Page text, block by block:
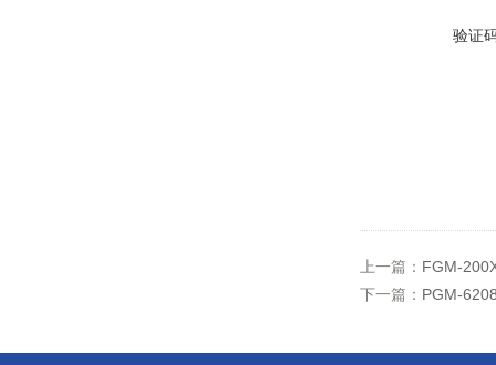
验证
上一篇： FGM-
下一篇： PGM-